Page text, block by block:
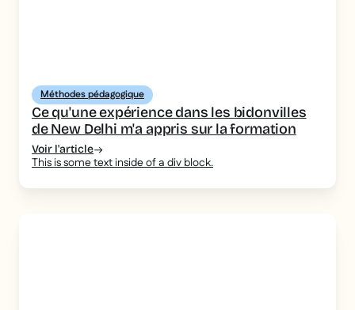
Méthodes pédagogique
Ce qu'une expérience dans les bidonvilles
de New Delhi m'a appris sur la formation
Voir l'article
This is some text inside of a div block.